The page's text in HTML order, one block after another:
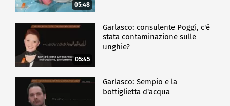
05:48
05:45
Garlasco: consulente Poggi, c'è
stata contaminazione sulle
unghie?
Garlasco: Sempio e la
bottiglietta d'acqua